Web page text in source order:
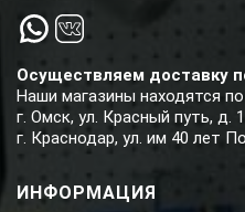
Осуществляем доставку
Наши магазины находятся
г. Омск, ул. Красный путь, д.
г. Краснодар, ул. им 40 лет
ИНФОРМАЦИЯ